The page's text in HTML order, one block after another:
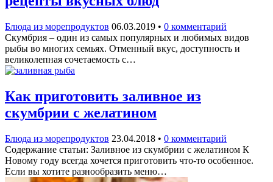
Блюда из морепродуктов 06.03.2019 • 0 комментарий
Скумбрия – один из самых популярных и любимых видов
рыбы во многих семьях. Отменный вкус, доступность и
великолепная сочетаемость с…
Как приготовить заливное из
скумбрии с желатином
Блюда из морепродуктов 23.04.2018 • 0 комментарий
Содержание статьи: Заливное из скумбрии с желатином К
Новому году всегда хочется приготовить что-то особенное.
Если вы хотите разнообразить меню…